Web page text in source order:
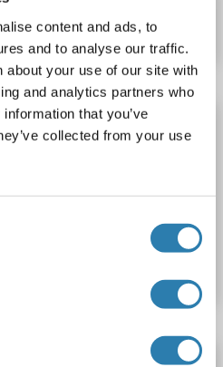
content and ads, to
and to analyse our traffic.
about your use of our site with
and analytics partners who
that you’ve
collected from your use
Détails
Souris